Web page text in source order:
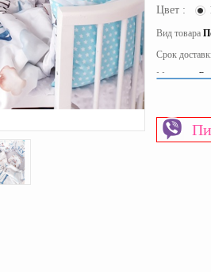
Цвет :
Вид товара
Срок
Материал
Пол Для
Страна